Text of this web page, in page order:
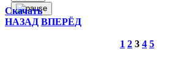
Скачать
НАЗАД ВПЕРЁД
1 2 3 4 5